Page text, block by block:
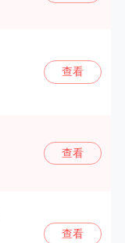
查看
查看
查看